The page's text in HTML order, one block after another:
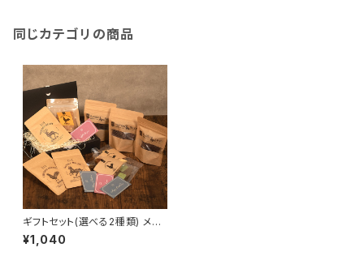
同じカテゴリの商品
ギフトセット(選べる2種類) メッ
セージカード&オリジナルギフト
BOX付き
¥1,040